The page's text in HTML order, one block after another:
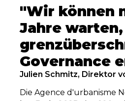
"Wir können
Jahre
Governance
Julien Schmitz, Direktor
Die Agence d'urbanisme